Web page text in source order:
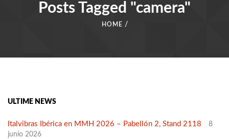
Posts Tagged "camera"
HOME /
ULTIME NEWS
Italvibras Ibérica en MMH 2026 – Pabellón 2, Stand 2118
8
junio 2026